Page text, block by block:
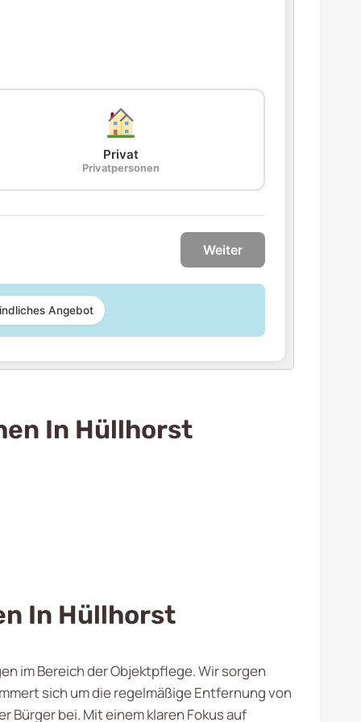
Privat
Privatpersonen
Weiter
Angebot
In Hüllhorst
In Hüllhorst
im Bereich der Objektpflege. Wir sorgen
sich um die regelmäßige Entfernung von
Bürger bei. Mit einem klaren Fokus auf